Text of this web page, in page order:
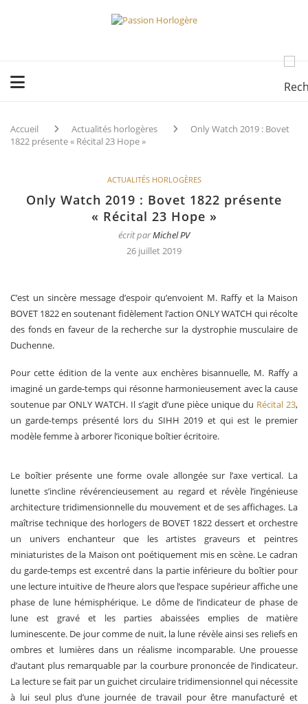
Accueil Actualités horlogères
Only Watch 2019 : Bovet
1822 présente « Récital 23 Hope »
ACTUALITÉS HORLOGÈRES
Only Watch 2019 : Bovet 1822 présente
« Récital 23 Hope »
écrit parMichel PV
26 juillet 2019
C’est un sincère message d’espoir qu’envoient M. Raffy et la Maison
BOVET 1822 en soutenant fidèlement l’action ONLY WATCH qui récolte
des fonds en faveur de la recherche sur la dystrophie musculaire de
Duchenne.
Pour cette édition de la vente aux enchères bisannuelle, M. Raffy a
imaginé un garde-temps qui résonne harmonieusement avec la cause
soutenue par ONLY WATCH. Il s’agit d’une pièce unique du Récital 23,
un garde-temps présenté lors du SIHH 2019 et qui est le premier
modèle femme à arborer l’iconique boîtier écritoire.
Le boîtier présente une forme ovale allongée sur l’axe vertical. La
lunette s’incline révérencieusement au regard et révèle l’ingénieuse
architecture tridimensionnelle du mouvement et de ses affichages. La
maîtrise technique des horlogers de BOVET 1822 dessert et orchestre
un univers enchanteur que les artistes graveurs et peintres
miniaturistes de la Maison ont poétiquement mis en scène. Le cadran
du garde-temps est excentré dans la partie inférieure du boîtier pour
une lecture intuitive de l’heure alors que l’espace supérieur affiche une
phase de lune hémisphérique. Le dôme de l’indicateur de phase de
lune est gravé et les parties abaissées emplies de matière
luminescente. De jour comme de nuit, la lune révèle ainsi ses reliefs en
ombres et lumières dans un réalisme incomparable. Une prouesse
d’autant plus remarquable par la courbure prononcée de l’indicateur.
La lecture se fait par un guichet circulaire tridimensionnel qui nécessite
à lui seul plus d’une journée de travail pour être manufacturé et